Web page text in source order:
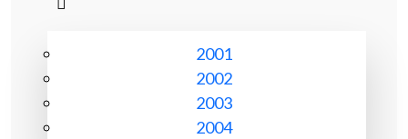
2001
2002
2003
2004